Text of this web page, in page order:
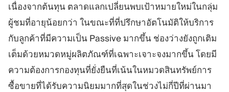
เนื่องจากต้นทุน ตลาดแลกเปลี่ยนพบเป้าหมายใหม่ในกลุ่ม
ผู้ชมที่อายุน้อยกว่า ในขณะที่ที่ปรึกษาอัตโนมัติให้บริการ
กับลูกค้าที่มีความเป็น Passive มากขึ้น ช่องว่างยังถูกเติม
เต็มด้วยหมวดหมู่ผลิตภัณฑ์ที่เฉพาะเจาะจงมากขึ้น โดยมี
ความต้องการกองทุนที่ยั่งยืนที่เน้นในหมวดสินทรัพย์การ
ซื้อขายที่ได้รับความนิยมมากที่สุดในช่วงไม่กี่ปีที่ผ่านมา